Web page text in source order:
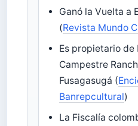
Ganó la Vuelta a
(Revista Mundo
Es propietario de
Campestre
Fusagasugá (
Banrepcultural)
La Fiscalía